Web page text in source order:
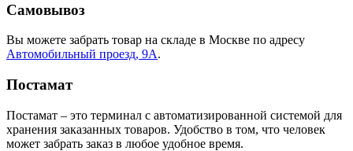
Самовывоз
Вы можете забрать товар на складе в Москве по адресу
Автомобильный проезд, 9А.
Постамат
Постамат – это терминал с автоматизированной системой для
хранения заказанных товаров. Удобство в том, что человек
может забрать заказ в любое удобное время.